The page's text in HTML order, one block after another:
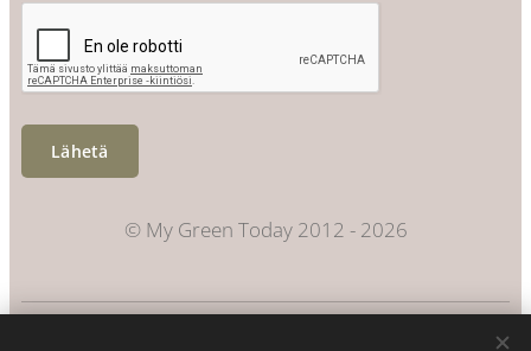
Lähetä
© My Green Today 2012 - 2026